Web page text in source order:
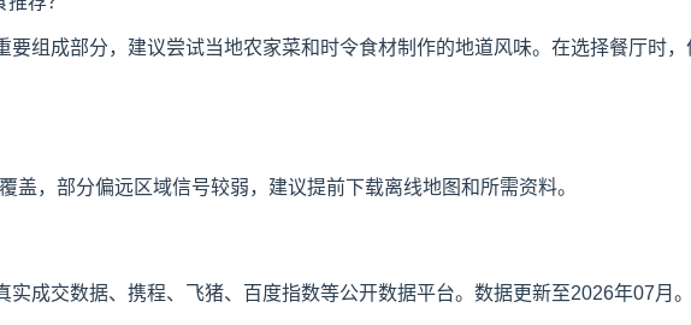
要组成部分，建议尝试当地农家菜和时令食材制作的地道风味。在选择餐厅时
盖，部分偏远区域信号较弱，建议提前下载离线地图和所需资料。
实成交数据、携程、飞猪、百度指数等公开数据平台。数据更新至2026年07月。